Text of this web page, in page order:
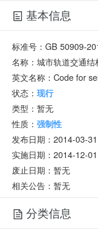
基本信息
标准号： GB 50909-
名称： 城市轨道交通
英文名称： Code for
状态： 现行
类型： 暂无
性质： 强制性
发布日期： 2014-03-31
实施日期： 2014-12-01
废止日期： 暂无
相关公告：暂无
分类信息